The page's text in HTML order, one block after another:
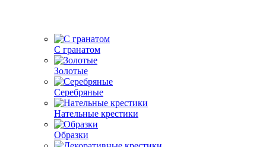
С гранатом
Золотые
Серебряные
Нательные крестики
Образки